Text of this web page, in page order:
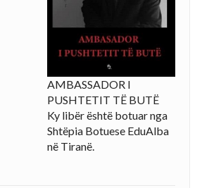
AMBASSADOR I
PUSHTETIT TË BUTË
Ky libër është botuar nga
Shtëpia Botuese EduAlba
në Tiranë.